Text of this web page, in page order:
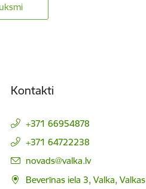
Kontakti
+371 66954878
+371 64722238
E-pasts:
novads@valka.lv
Beverīnas iela 3, Valka, Valkas